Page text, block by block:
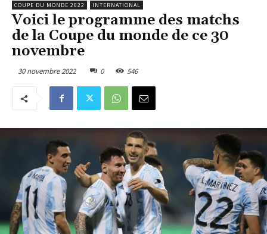
COUPE DU MONDE 2022 INTERNATIONAL
Voici le programme des matchs
de la Coupe du monde de ce 30
novembre
30 novembre 2022 0 546